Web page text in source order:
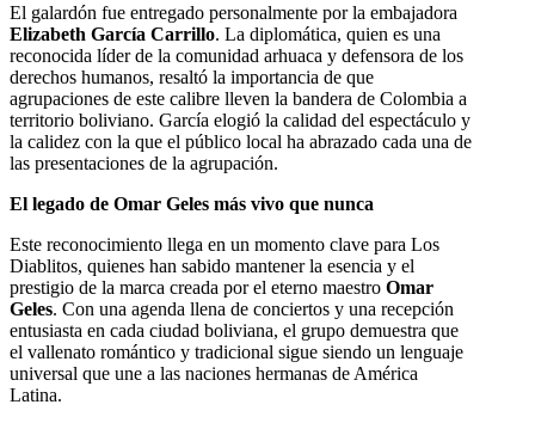
El galardón fue entregado personalmente por la embajadora
Elizabeth García Carrillo. La diplomática, quien es una
reconocida líder de la comunidad arhuaca y defensora de los
derechos humanos, resaltó la importancia de que
agrupaciones de este calibre lleven la bandera de Colombia a
territorio boliviano. García elogió la calidad del espectáculo y
la calidez con la que el público local ha abrazado cada una de
las presentaciones de la agrupación.
El legado de Omar Geles más vivo que nunca
Este reconocimiento llega en un momento clave para Los
Diablitos, quienes han sabido mantener la esencia y el
prestigio de la marca creada por el eterno maestro Omar
Geles. Con una agenda llena de conciertos y una recepción
entusiasta en cada ciudad boliviana, el grupo demuestra que
el vallenato romántico y tradicional sigue siendo un lenguaje
universal que une a las naciones hermanas de América
Latina.